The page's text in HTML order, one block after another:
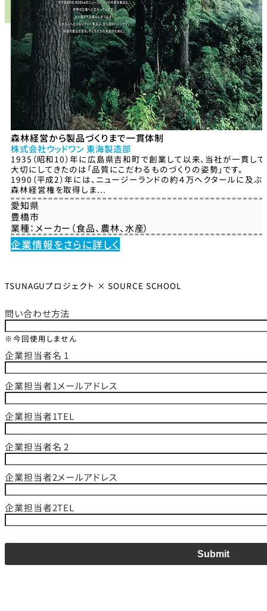
森林経営から製品づくりまで一貫体制
株式会社ウッドワン 東海製造部
1935（昭和10）年に広島県吉和町で創業して以来、当社が一貫して
大切にしてきたのは「品質にこだわるものづくりの姿勢」です。
1990（平成2）年には、ニュージーランドの約４万ヘクタールに及ぶ
森林経営権を取得しま...
愛知県
豊橋市
業種： メーカー（食品、農林、水産）
企業情報をさらに詳しく
TSUNAGUプロジェクト × SOURCE SCHOOL
問い合わせ方法
※今回使用しません
企業担当者名 1
企業担当者1メールアドレス
企業担当者1TEL
企業担当者名 2
企業担当者2メールアドレス
企業担当者2TEL
Submit